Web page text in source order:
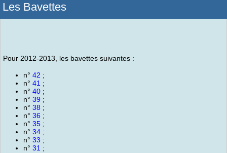
Les Bavettes
Pour 2012-2013, les bavettes suivantes :
n° 42 ;
n° 41 ;
n° 40 ;
n° 39 ;
n° 38 ;
n° 36 ;
n° 35 ;
n° 34 ;
n° 33 ;
n° 31 ;